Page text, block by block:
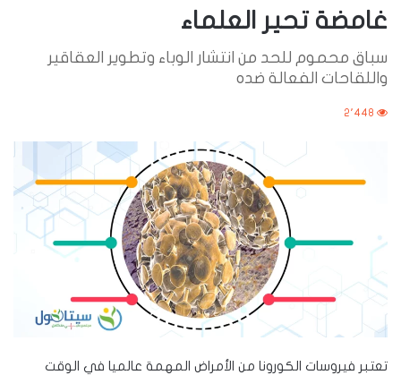
غامضة تحير العلماء
سباق محموم للحد من انتشار الوباء وتطوير العقاقير
واللقاحات الفعالة ضده
2٬448
تعتبر فيروسات الكورونا من الأمراض المهمة عالميا في الوقت